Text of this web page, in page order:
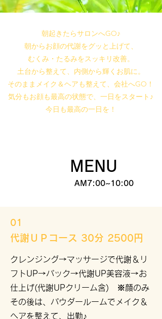
朝起きたらサロンへGO♪
朝からお顔の代謝をグッと上げて、
むくみ・たるみをスッキリ改善。
土台から整えて、内側から輝くお肌に。
そのままメイク＆ヘアも整えて、会社へGO！
気分もお顔も最高の状態で、一日をスタート♪
今日も最高の一日を！
​MENU
AM7:00~10:00​
01
代謝ＵＰコース 30分 2500円
クレンジング→マッサージで代謝＆リ
フトUP→パック→代謝UP美容液→お
仕上げ(代謝UPクリーム含) ※顔のみ
その後は、パウダールームでメイク＆
ヘアを整えて、出勤♪